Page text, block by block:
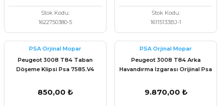
Stok Kodu
1622750380-5
Stok Kodu
16115133BJ-1
PSA Orjinal Mopar
Peugeot 3008 T84 Taban
Döşeme Klipsi Psa 7585.V4
850,00 ₺
PSA Orjinal Mopar
Peugeot 3008 T84 Arka
Havandırma Izgarası Orijinal Psa
9.870,00 ₺